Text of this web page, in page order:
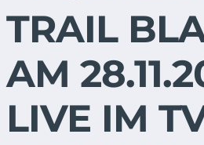
TRAIL
AM
LIVE IM